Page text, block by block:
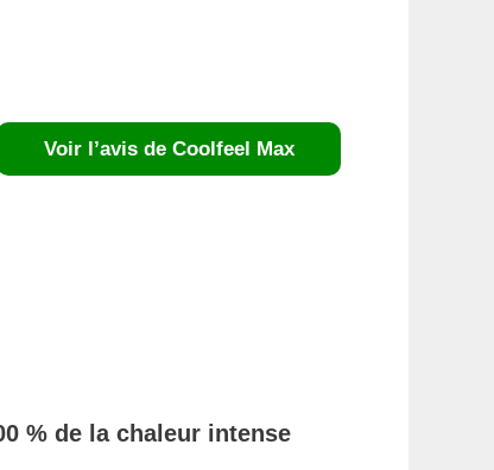
Voir l’avis de Coolfeel Max
% de la chaleur intense